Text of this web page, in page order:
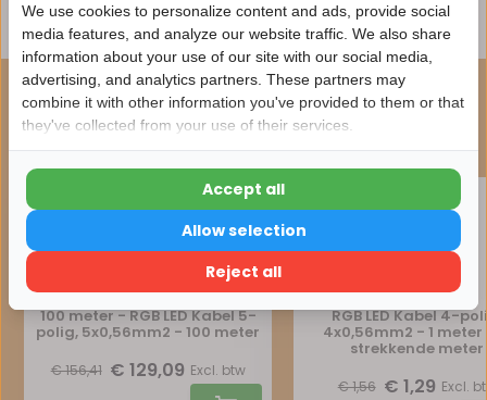
Delen
ONZE AANBEVELING
Maak je bestelling compleet
100 meter - RGB LED Kabel 5-
polig, 5x0,56mm2 - 100 meter
€ 156,41 € 129,09 Excl. btw
RGB LED Kabel 4-
4x0,56mm2 - 1 meter
strekkende meter
€ 1,56 € 1,29 Excl.
Nu 15% korting
15korting
15% korting
Verder winkelen
We use cookies to personalize content and ads, provide social
media features, and analyze our website traffic. We also share
information about your use of our site with our social media,
advertising, and analytics partners. These partners may
combine it with other information you've provided to them or that
they've collected from your use of their services.
Reject all
Allow selection
Accept all